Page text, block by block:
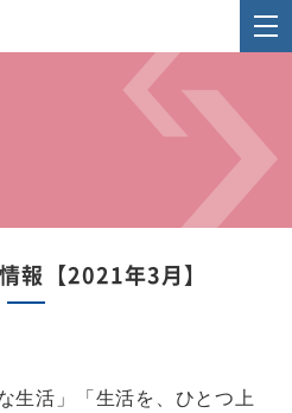
報【2021年3月】
生活」「生活を、ひとつ上